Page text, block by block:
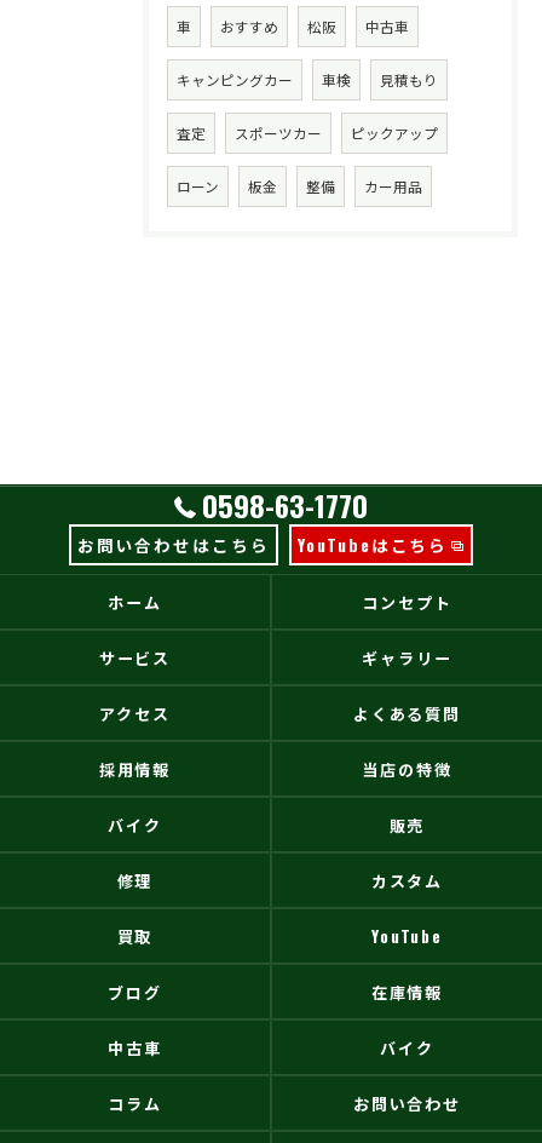
車 おすすめ 松阪 中古車
キャンピングカー 車検 見積もり
査定 スポーツカー ピックアップ
ローン 板金 整備 カー用品
0598-63-1770
お問い合わせはこちら YouTubeはこちら
ホーム コンセプト
サービス ギャラリー
アクセス よくある質問
採用情報 当店の特徴
バイク 販売
修理 カスタム
買取 YouTube
ブログ 在庫情報
中古車 バイク
コラム お問い合わせ